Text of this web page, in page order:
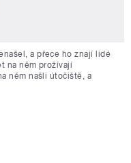
a přece ho znají lidé
na něm prožívají
něm našli útočiště, a